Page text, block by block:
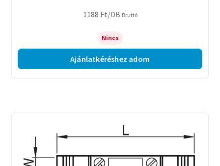
1188 Ft/DB Bruttó
Nincs
Ajánlatkéréshez adom